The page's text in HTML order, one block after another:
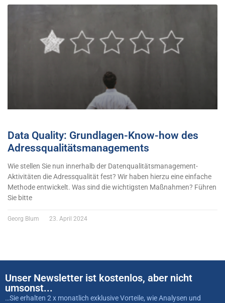
Data Quality: Grundlagen-Know-how des
Adressqualitätsmanagements
Wie stellen Sie nun innerhalb der Datenqualitätsmanagement-
Aktivitäten die Adressqualität fest? Wir haben hierzu eine einfache
Methode entwickelt. Was sind die wichtigsten Maßnahmen? Führen
Sie bitte
Georg Blum 23. April 2024
Unser Newsletter ist kostenlos, aber nicht
umsonst...
…Sie erhalten 2 x monatlich exklusive Vorteile, wie Analysen und